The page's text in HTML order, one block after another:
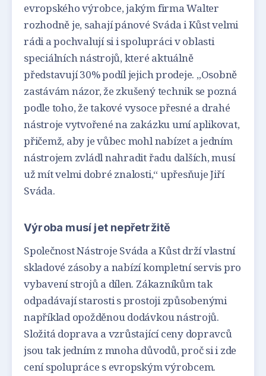
evropského výrobce, jakým firma Walter
rozhodně je, sahají pánové Sváda i Kůst velmi
rádi a pochvalují si i spolupráci v oblasti
speciálních nástrojů, které aktuálně
představují 30% podíl jejich prodeje. „Osobně
zastávám názor, že zkušený technik se pozná
podle toho, že takové vysoce přesné a drahé
nástroje vytvořené na zakázku umí aplikovat,
přičemž, aby je vůbec mohl nabízet a jedním
nástrojem zvládl nahradit řadu dalších, musí
už mít velmi dobré znalosti,“ upřesňuje Jiří
Sváda.
Výroba musí jet nepřetržitě
Společnost Nástroje Sváda a Kůst drží vlastní
skladové zásoby a nabízí kompletní servis pro
vybavení strojů a dílen. Zákazníkům tak
odpadávají starosti s prostoji způsobenými
například opožděnou dodávkou nástrojů.
Složitá doprava a vzrůstající ceny dopravců
jsou tak jedním z mnoha důvodů, proč si i zde
cení spolupráce s evropským výrobcem.